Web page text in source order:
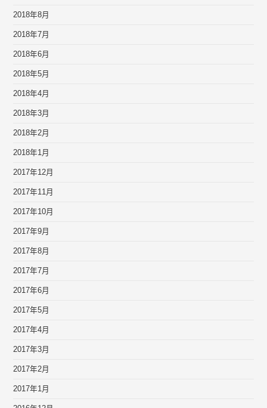
2018年8月
2018年7月
2018年6月
2018年5月
2018年4月
2018年3月
2018年2月
2018年1月
2017年12月
2017年11月
2017年10月
2017年9月
2017年8月
2017年7月
2017年6月
2017年5月
2017年4月
2017年3月
2017年2月
2017年1月